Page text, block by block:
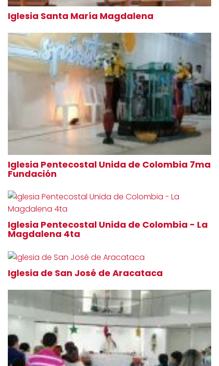
Iglesia Santa María Magdalena
Iglesia Pentecostal Unida de Colombia 7ma
Fundación
Iglesia Pentecostal Unida de Colombia - La
Magdalena 4ta
Iglesia de San José de Aracataca